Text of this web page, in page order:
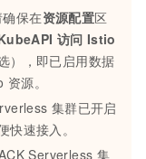
保在资源配置区
访问 Istio
），即已启用数据
资源。
集群已开启
速接入。
Serverless 集